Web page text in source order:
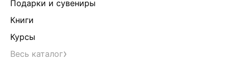
Подарки и сувениры
Книги
Курсы
Весь каталог›